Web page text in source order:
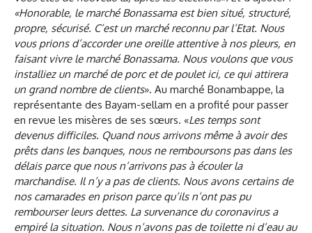
«Honorable, le marché Bonassama est bien situé, structuré,
propre, sécurisé. C’est un marché reconnu par l’Etat. Nous
vous prions d’accorder une oreille attentive à nos pleurs, en
faisant vivre le marché Bonassama. Nous voulons que vous
installiez un marché de porc et de poulet ici, ce qui attirera
un grand nombre de clients». Au marché Bonambappe, la
représentante des Bayam-sellam en a profité pour passer
en revue les misères de ses sœurs. «Les temps sont
devenus difficiles. Quand nous arrivons même à avoir des
prêts dans les banques, nous ne remboursons pas dans les
délais parce que nous n’arrivons pas à écouler la
marchandise. Il n’y a pas de clients. Nous avons certains de
nos camarades en prison parce qu’ils n’ont pas pu
rembourser leurs dettes. La survenance du coronavirus a
empiré la situation. Nous n’avons pas de toilette ni d’eau au